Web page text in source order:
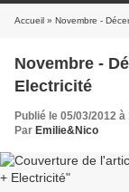
Accueil » Novembre -
Novembre -
Electricité
Publié le 05/03/2012 à
Par Emilie&Nico